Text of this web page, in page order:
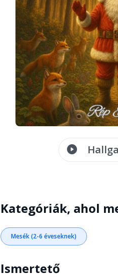
Kategóriák, ahol
Mesék (2-6 éveseknek)
Ismertető